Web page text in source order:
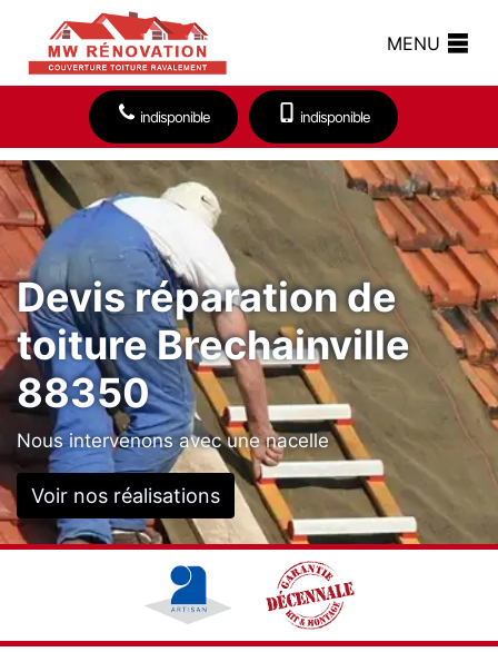
MENU
indisponible indisponible
Devis réparation de
toiture Brechainville
88350
Nous intervenons avec une nacelle
Voir nos réalisations